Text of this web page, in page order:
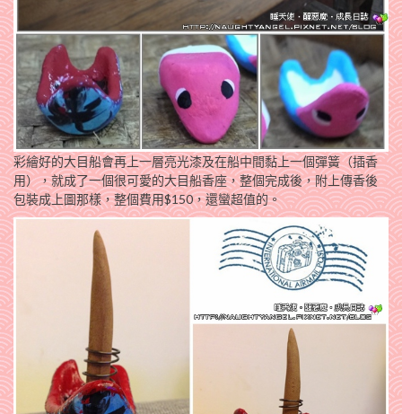
彩繪好的大目船會再上一層亮光漆及在船中間黏上一個彈簧（插香
用），就成了一個很可愛的大目船香座，整個完成後，附上傳香後
包裝成上圖那樣，整個費用$150，還蠻超值的。